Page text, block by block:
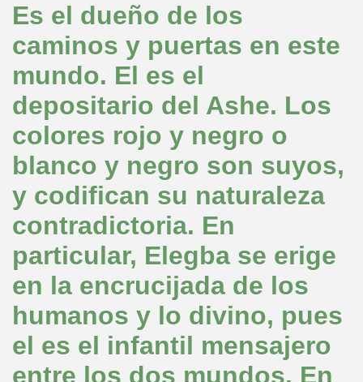
Es el dueño de los
caminos y puertas en este
mundo. El es el
depositario del Ashe. Los
colores rojo y negro o
blanco y negro son suyos,
y codifican su naturaleza
contradictoria. En
particular, Elegba se erige
en la encrucijada de los
humanos y lo divino, pues
el es el infantil mensajero
entre los dos mundos. En